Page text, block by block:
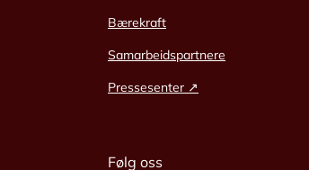
Bærekraft
Samarbeidspartnere
Pressesenter ↗
Følg oss